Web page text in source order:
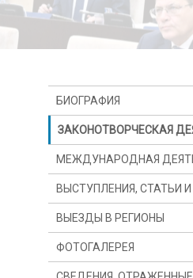
БИОГРАФИЯ
ЗАКОНОТВОРЧЕСКАЯ
МЕЖДУНАРОДНАЯ
ВЫСТУПЛЕНИЯ, СТАТЬИ
ВЫЕЗДЫ В РЕГИОНЫ
ФОТОГАЛЕРЕЯ